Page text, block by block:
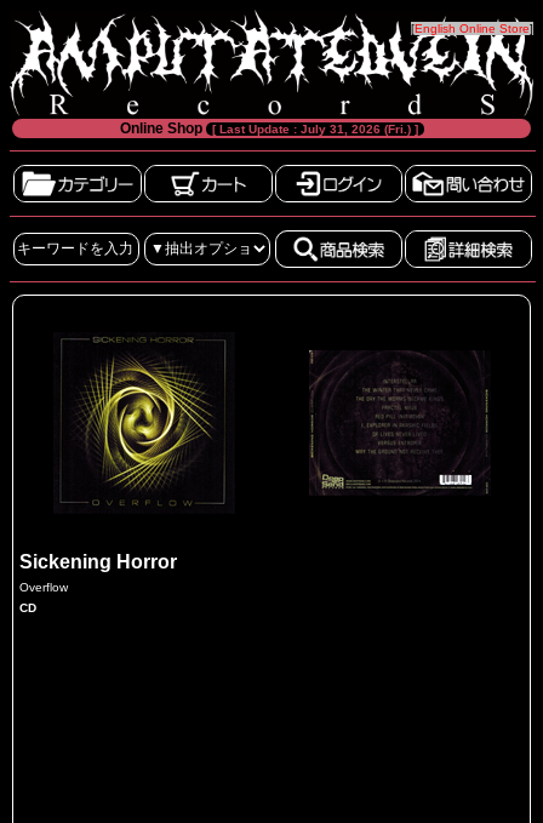
[English Online Store]
Online Shop [ Last Update : July 31, 2026 (Fri.) ]
Sickening Horror
Overflow
CD